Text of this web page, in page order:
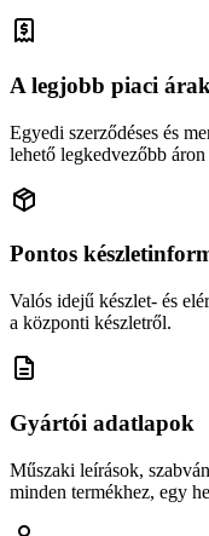
A legjobb piaci árak
Egyedi szerződéses és
lehető legkedvezőbb
Pontos
Valós idejű készlet- és
a központi készletről.
Gyártói adatlapok
Műszaki leírások,
minden termékhez, egy